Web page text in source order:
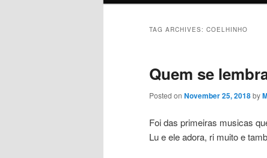
TAG ARCHIVES: COELHINHO
Quem se
Posted on November 25, 2018by
Foi das primeiras musicas
Lu e ele adora, ri muito e